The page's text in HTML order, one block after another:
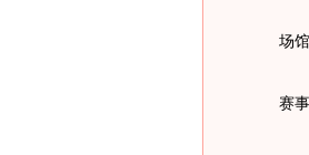
场馆
赛事